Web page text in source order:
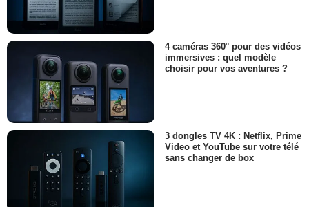
4 caméras 360° pour des vidéos
immersives : quel modèle
choisir pour vos aventures ?
3 dongles TV 4K : Netflix, Prime
Video et YouTube sur votre télé
sans changer de box